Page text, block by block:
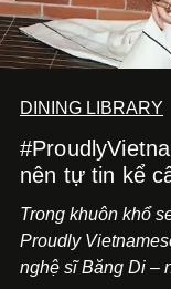
DINING LIBRARY
nên tự tin kể
Trong khuôn khổ
Proudly
nghệ sĩ Băng Di –